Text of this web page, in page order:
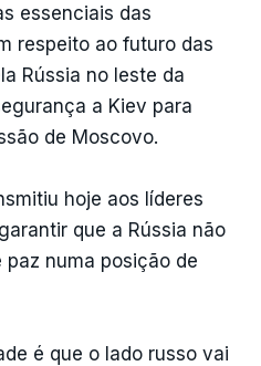
essenciais das
respeito ao futuro das
Rússia no leste da
a Kiev para
de Moscovo.
hoje aos líderes
que a Rússia não
numa posição de
é que o lado russo vai